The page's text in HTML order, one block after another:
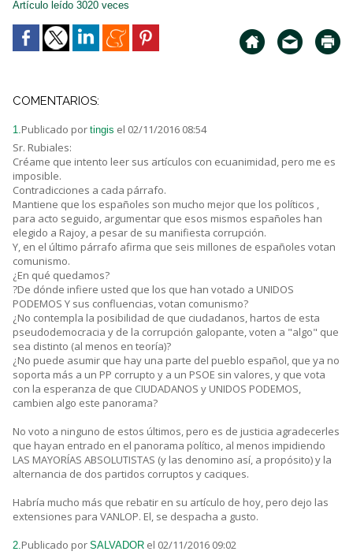
Artículo leído 3020 veces
COMENTARIOS:
1.Publicado por tingis el 02/11/2016 08:54
Sr. Rubiales:
Créame que intento leer sus artículos con ecuanimidad, pero me es
imposible.
Contradicciones a cada párrafo.
Mantiene que los españoles son mucho mejor que los políticos ,
para acto seguido, argumentar que esos mismos españoles han
elegido a Rajoy, a pesar de su manifiesta corrupción.
Y, en el último párrafo afirma que seis millones de españoles votan
comunismo.
¿En qué quedamos?
?De dónde infiere usted que los que han votado a UNIDOS
PODEMOS Y sus confluencias, votan comunismo?
¿No contempla la posibilidad de que ciudadanos, hartos de esta
pseudodemocracia y de la corrupción galopante, voten a "algo" que
sea distinto (al menos en teoría)?
¿No puede asumir que hay una parte del pueblo español, que ya no
soporta más a un PP corrupto y a un PSOE sin valores, y que vota
con la esperanza de que CIUDADANOS y UNIDOS PODEMOS,
cambien algo este panorama?
No voto a ninguno de estos últimos, pero es de justicia agradecerles
que hayan entrado en el panorama político, al menos impidiendo
LAS MAYORÍAS ABSOLUTISTAS (y las denomino así, a propósito) y la
alternancia de dos partidos corruptos y caciques.
Habría mucho más que rebatir en su artículo de hoy, pero dejo las
extensiones para VANLOP. El, se despacha a gusto.
2.Publicado por SALVADOR el 02/11/2016 09:02